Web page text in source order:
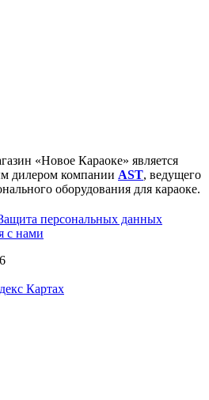
«Новое Караоке» является
дилером компании AST, ведущего
оборудования для караоке.
персональных данных
с нами
Картах